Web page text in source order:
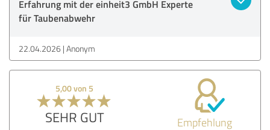
Erfahrung mit der einheit3 GmbH Experte
für Taubenabwehr
22.04.2026 Anonym
5,00 von 5
SEHR GUT Empfehlung